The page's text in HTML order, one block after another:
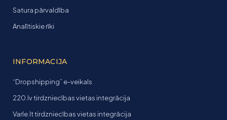
Satura pārvaldība
Analītiskie rīki
INFORMACIJA
“Dropshipping” e-veikals
220.lv tirdzniecības vietas integrācija
Varle.lt tirdzniecības vietas integrācija